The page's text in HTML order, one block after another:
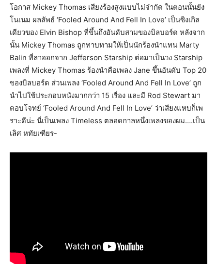
โอกาส Mickey Thomas เสียงร้องสูงแบบไม่จำกัด ในตอนนั้นยัง
โนเนม ผลลัพธ์ ‘Fooled Around And Fell In Love’ เป็นซิงเกิล
เดียวของ Elvin Bishop ที่ขึ้นถึงอันดับสามของบิลบอร์ด หลังจาก
นั้น Mickey Thomas ถูกทาบทามให้เป็นนักร้องนำแทน Marty
Balin ที่ลาออกจาก Jefferson Starship ต่อมาเป็นวง Starship
เพลงที่ Mickey Thomas ร้องนำคือเพลง Jane ขึ้นอันดับ Top 20
ของบิลบอร์ด ส่วนเพลง ‘Fooled Around And Fell In Love’ ถูก
นำไปใช้ประกอบหนังมากกว่า 15 เรื่อง และมี Rod Stewart มา
ตอบโจทย์ ‘Fooled Around And Fell In Love’ ว่าเสียงแหบก็เพ
ราะดีน่ะ นี่เป็นเพลง Timeless ตลอดกาลหนึ่งเพลงของผม….เป็น
เลิศ หทัยเฑียร-